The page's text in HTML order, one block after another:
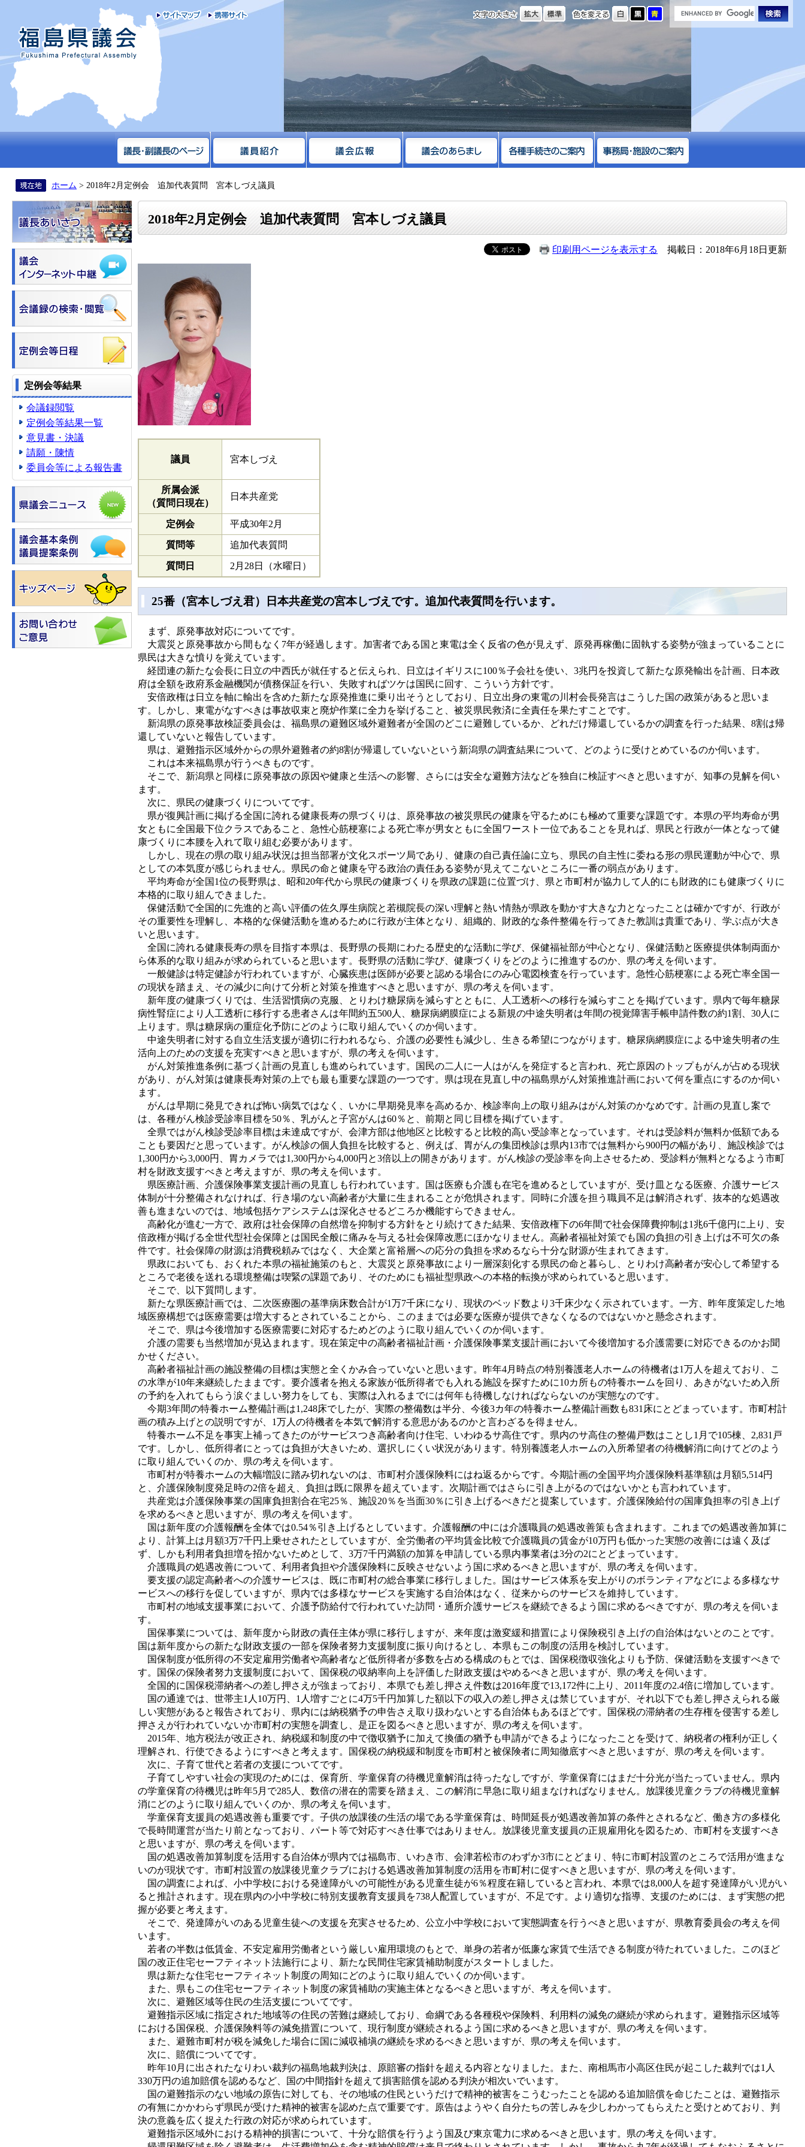
福島県議会
サイトマップ携帯サイト 色を変える
文字の大きさ
ホーム > 2018年2月定例会 追加代表質問 宮本しづえ議員
定例会等結果
会議録閲覧
定例会等結果一覧
意見書・決議
請願・陳情
委員会等による報告書
2018年2月定例会 追加代表質問 宮本しづえ議員
印刷用ページを表示する 掲載日：2018年6月18日更新
議員 宮本しづえ
所属会派
（質問日現在）
日本共産党
定例会 平成30年2月
質問等 追加代表質問
質問日 2月28日（水曜日）
25番（宮本しづえ君）日本共産党の宮本しづえです。追加代表質問を行います。
まず、原発事故対応についてです。
大震災と原発事故から間もなく7年が経過します。加害者である国と東電は全く反省の色が見えず、原発再稼働に固執する姿勢が強まっていることに
県民は大きな憤りを覚えています。
経団連の新たな会長に日立の中西氏が就任すると伝えられ、日立はイギリスに100％子会社を使い、3兆円を投資して新たな原発輸出を計画、日本政
府は全額を政府系金融機関が債務保証を行い、失敗すればツケは国民に回す、こういう方針です。
安倍政権は日立を軸に輸出を含めた新たな原発推進に乗り出そうとしており、日立出身の東電の川村会長発言はこうした国の政策があると思いま
す。しかし、東電がなすべきは事故収束と廃炉作業に全力を挙げること、被災県民救済に全責任を果たすことです。
新潟県の原発事故検証委員会は、福島県の避難区域外避難者が全国のどこに避難しているか、どれだけ帰還しているかの調査を行った結果、8割は帰
還していないと報告しています。
県は、避難指示区域外からの県外避難者の約8割が帰還していないという新潟県の調査結果について、どのように受けとめているのか伺います。
これは本来福島県が行うべきものです。
そこで、新潟県と同様に原発事故の原因や健康と生活への影響、さらには安全な避難方法などを独自に検証すべきと思いますが、知事の見解を伺い
ます。
次に、県民の健康づくりについてです。
県が復興計画に掲げる全国に誇れる健康長寿の県づくりは、原発事故の被災県民の健康を守るためにも極めて重要な課題です。本県の平均寿命が男
女ともに全国最下位クラスであること、急性心筋梗塞による死亡率が男女ともに全国ワースト一位であることを見れば、県民と行政が一体となって健
康づくりに本腰を入れて取り組む必要があります。
しかし、現在の県の取り組み状況は担当部署が文化スポーツ局であり、健康の自己責任論に立ち、県民の自主性に委ねる形の県民運動が中心で、県
としての本気度が感じられません。県民の命と健康を守る政治の責任ある姿勢が見えてこないところに一番の弱点があります。
平均寿命が全国1位の長野県は、昭和20年代から県民の健康づくりを県政の課題に位置づけ、県と市町村が協力して人的にも財政的にも健康づくりに
本格的に取り組んできました。
保健活動で全国的に先進的と高い評価の佐久厚生病院と若槻院長の深い理解と熱い情熱が県政を動かす大きな力となったことは確かですが、行政が
その重要性を理解し、本格的な保健活動を進めるために行政が主体となり、組織的、財政的な条件整備を行ってきた教訓は貴重であり、学ぶ点が大き
いと思います。
全国に誇れる健康長寿の県を目指す本県は、長野県の長期にわたる歴史的な活動に学び、保健福祉部が中心となり、保健活動と医療提供体制両面か
ら体系的な取り組みが求められていると思います。長野県の活動に学び、健康づくりをどのように推進するのか、県の考えを伺います。
一般健診は特定健診が行われていますが、心臓疾患は医師が必要と認める場合にのみ心電図検査を行っています。急性心筋梗塞による死亡率全国一
の現状を踏まえ、その減少に向けて分析と対策を推進すべきと思いますが、県の考えを伺います。
新年度の健康づくりでは、生活習慣病の克服、とりわけ糖尿病を減らすとともに、人工透析への移行を減らすことを掲げています。県内で毎年糖尿
病性腎症により人工透析に移行する患者さんは年間約五500人、糖尿病網膜症による新規の中途失明者は年間の視覚障害手帳申請件数の約1割、30人に
上ります。県は糖尿病の重症化予防にどのように取り組んでいくのか伺います。
中途失明者に対する自立生活支援が適切に行われるなら、介護の必要性も減少し、生きる希望につながります。糖尿病網膜症による中途失明者の生
活向上のための支援を充実すべきと思いますが、県の考えを伺います。
がん対策推進条例に基づく計画の見直しも進められています。国民の二人に一人はがんを発症すると言われ、死亡原因のトップもがんが占める現状
があり、がん対策は健康長寿対策の上でも最も重要な課題の一つです。県は現在見直し中の福島県がん対策推進計画において何を重点にするのか伺い
ます。
がんは早期に発見できれば怖い病気ではなく、いかに早期発見率を高めるか、検診率向上の取り組みはがん対策のかなめです。計画の見直し案で
は、各種がん検診受診率目標を50％、乳がんと子宮がんは60％と、前期と同じ目標を掲げています。
全県ではがん検診受診率目標は未達成ですが、会津方部は他地区と比較すると比較的高い受診率となっています。それは受診料が無料か低額である
ことも要因だと思っています。がん検診の個人負担を比較すると、例えば、胃がんの集団検診は県内13市では無料から900円の幅があり、施設検診では
1,300円から3,000円、胃カメラでは1,300円から4,000円と3倍以上の開きがあります。がん検診の受診率を向上させるため、受診料が無料となるよう市町
村を財政支援すべきと考えますが、県の考えを伺います。
県医療計画、介護保険事業支援計画の見直しも行われています。国は医療も介護も在宅を進めるとしていますが、受け皿となる医療、介護サービス
体制が十分整備されなければ、行き場のない高齢者が大量に生まれることが危惧されます。同時に介護を担う職員不足は解消されず、抜本的な処遇改
善も進まないのでは、地域包括ケアシステムは深化させるどころか機能すらできません。
高齢化が進む一方で、政府は社会保障の自然増を抑制する方針をとり続けてきた結果、安倍政権下の6年間で社会保障費抑制は1兆6千億円に上り、安
倍政権が掲げる全世代型社会保障とは国民全般に痛みを与える社会保障改悪にほかなりません。高齢者福祉対策でも国の負担の引き上げは不可欠の条
件です。社会保障の財源は消費税頼みではなく、大企業と富裕層への応分の負担を求めるなら十分な財源が生まれてきます。
県政においても、おくれた本県の福祉施策のもと、大震災と原発事故により一層深刻化する県民の命と暮らし、とりわけ高齢者が安心して希望する
ところで老後を送れる環境整備は喫緊の課題であり、そのためにも福祉型県政への本格的転換が求められていると思います。
そこで、以下質問します。
新たな県医療計画では、二次医療圏の基準病床数合計が1万7千床になり、現状のベッド数より3千床少なく示されています。一方、昨年度策定した地
域医療構想では医療需要は増大するとされていることから、このままでは必要な医療が提供できなくなるのではないかと懸念されます。
そこで、県は今後増加する医療需要に対応するためどのように取り組んでいくのか伺います。
介護の需要も当然増加が見込まれます。現在策定中の高齢者福祉計画・介護保険事業支援計画において今後増加する介護需要に対応できるのかお聞
かせください。
高齢者福祉計画の施設整備の目標は実態と全くかみ合っていないと思います。昨年4月時点の特別養護老人ホームの待機者は1万人を超えており、こ
の水準が10年来継続したままです。要介護者を抱える家族が低所得者でも入れる施設を探すために10カ所もの特養ホームを回り、あきがないため入所
の予約を入れてもらう涙ぐましい努力をしても、実際は入れるまでには何年も待機しなければならないのが実態なのです。
今期3年間の特養ホーム整備計画は1,248床でしたが、実際の整備数は半分、今後3カ年の特養ホーム整備計画数も831床にとどまっています。市町村計
画の積み上げとの説明ですが、1万人の待機者を本気で解消する意思があるのかと言わざるを得ません。
特養ホーム不足を事実上補ってきたのがサービスつき高齢者向け住宅、いわゆるサ高住です。県内のサ高住の整備戸数はことし1月で105棟、2,831戸
です。しかし、低所得者にとっては負担が大きいため、選択しにくい状況があります。特別養護老人ホームの入所希望者の待機解消に向けてどのよう
に取り組んでいくのか、県の考えを伺います。
市町村が特養ホームの大幅増設に踏み切れないのは、市町村介護保険料にはね返るからです。今期計画の全国平均介護保険料基準額は月額5,514円
と、介護保険制度発足時の2倍を超え、負担は既に限界を超えています。次期計画ではさらに引き上がるのではないかとも言われています。
共産党は介護保険事業の国庫負担割合在宅25％、施設20％を当面30％に引き上げるべきだと提案しています。介護保険給付の国庫負担率の引き上げ
を求めるべきと思いますが、県の考えを伺います。
国は新年度の介護報酬を全体では0.54％引き上げるとしています。介護報酬の中には介護職員の処遇改善策も含まれます。これまでの処遇改善加算に
より、計算上は月額3万7千円上乗せされたとしていますが、全労働者の平均賃金比較で介護職員の賃金が10万円も低かった実態の改善には遠く及ば
ず、しかも利用者負担増を招かないためとして、3万7千円満額の加算を申請している県内事業者は3分の2にとどまっています。
介護職員の処遇改善について、利用者負担や介護保険料に反映させないよう国に求めるべきと思いますが、県の考えを伺います。
要支援の認定高齢者への介護サービスは、既に市町村の総合事業に移行しました。国はサービス体系を安上がりのボランティアなどによる多様なサ
ービスへの移行を促していますが、県内では多様なサービスを実施する自治体はなく、従来からのサービスを維持しています。
市町村の地域支援事業において、介護予防給付で行われていた訪問・通所介護サービスを継続できるよう国に求めるべきですが、県の考えを伺いま
す。
国保事業については、新年度から財政の責任主体が県に移行しますが、来年度は激変緩和措置により保険税引き上げの自治体はないとのことです。
国は新年度からの新たな財政支援の一部を保険者努力支援制度に振り向けるとし、本県もこの制度の活用を検討しています。
国保制度が低所得の不安定雇用労働者や高齢者など低所得者が多数を占める構成のもとでは、国保税徴収強化よりも予防、保健活動を支援すべきで
す。国保の保険者努力支援制度において、国保税の収納率向上を評価した財政支援はやめるべきと思いますが、県の考えを伺います。
全国的に国保税滞納者への差し押さえが強まっており、本県でも差し押さえ件数は2016年度で13,172件に上り、2011年度の2.4倍に増加しています。
国の通達では、世帯主1人10万円、1人増すごとに4万5千円加算した額以下の収入の差し押さえは禁じていますが、それ以下でも差し押さえられる厳
しい実態があると報告されており、県内には納税猶予の申告さえ取り扱わないとする自治体もあるほどです。国保税の滞納者の生存権を侵害する差し
押さえが行われていないか市町村の実態を調査し、是正を図るべきと思いますが、県の考えを伺います。
2015年、地方税法が改正され、納税緩和制度の中で徴収猶予に加えて換価の猶予も申請ができるようになったことを受けて、納税者の権利が正しく
理解され、行使できるようにすべきと考えます。国保税の納税緩和制度を市町村と被保険者に周知徹底すべきと思いますが、県の考えを伺います。
次に、子育て世代と若者の支援についてです。
子育てしやすい社会の実現のためには、保育所、学童保育の待機児童解消は待ったなしですが、学童保育にはまだ十分光が当たっていません。県内
の学童保育の待機児は昨年5月で285人、数倍の潜在的需要を踏まえ、この解消に早急に取り組まなければなりません。放課後児童クラブの待機児童解
消にどのように取り組んでいくのか、県の考えを伺います。
学童保育支援員の処遇改善も重要です。子供の放課後の生活の場である学童保育は、時間延長が処遇改善加算の条件とされるなど、働き方の多様化
で長時間運営が当たり前となっており、パート等で対応すべき仕事ではありません。放課後児童支援員の正規雇用化を図るため、市町村を支援すべき
と思いますが、県の考えを伺います。
国の処遇改善加算制度を活用する自治体が県内では福島市、いわき市、会津若松市のわずか3市にとどまり、特に市町村設置のところで活用が進まな
いのが現状です。市町村設置の放課後児童クラブにおける処遇改善加算制度の活用を市町村に促すべきと思いますが、県の考えを伺います。
国の調査によれば、小中学校における発達障がいの可能性がある児童生徒が6％程度在籍していると言われ、本県では8,000人を超す発達障がい児がい
ると推計されます。現在県内の小中学校に特別支援教育支援員を738人配置していますが、不足です。より適切な指導、支援のためには、まず実態の把
握が必要と考えます。
そこで、発達障がいのある児童生徒への支援を充実させるため、公立小中学校において実態調査を行うべきと思いますが、県教育委員会の考えを伺
います。
若者の半数は低賃金、不安定雇用労働者という厳しい雇用環境のもとで、単身の若者が低廉な家賃で生活できる制度が待たれていました。このほど
国の改正住宅セーフティネット法施行により、新たな民間住宅家賃補助制度がスタートしました。
県は新たな住宅セーフティネット制度の周知にどのように取り組んでいくのか伺います。
また、県もこの住宅セーフティネット制度の家賃補助の実施主体となるべきと思いますが、考えを伺います。
次に、避難区域等住民の生活支援についてです。
避難指示区域に指定された地域等の住民の苦難は継続しており、命綱である各種税や保険料、利用料の減免の継続が求められます。避難指示区域等
における国保税、介護保険料等の減免措置について、現行制度が継続されるよう国に求めるべきと思いますが、県の考えを伺います。
また、避難市町村が税を減免した場合に国に減収補塡の継続を求めるべきと思いますが、県の考えを伺います。
次に、賠償についてです。
昨年10月に出されたなりわい裁判の福島地裁判決は、原賠審の指針を超える内容となりました。また、南相馬市小高区住民が起こした裁判では1人
330万円の追加賠償を認めるなど、国の中間指針を超えて損害賠償を認める判決が相次いでいます。
国の避難指示のない地域の原告に対しても、その地域の住民というだけで精神的被害をこうむったことを認める追加賠償を命じたことは、避難指示
の有無にかかわらず県民が受けた精神的被害を認めた点で重要です。原告はようやく自分たちの苦しみを少しわかってもらえたと受けとめており、判
決の意義を広く捉えた行政の対応が求められています。
避難指示区域外における精神的損害について、十分な賠償を行うよう国及び東京電力に求めるべきと思います。県の考えを伺います。